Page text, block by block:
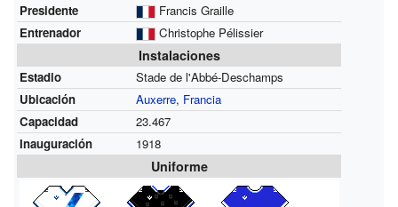
Presidente
Francis Graille
Entrenador
Christophe Pélissier
Instalaciones
Estadio
Stade de l'Abbé-Deschamps
Ubicación
Auxerre, Francia
Capacidad
23.467
Inauguración
1918
Uniforme